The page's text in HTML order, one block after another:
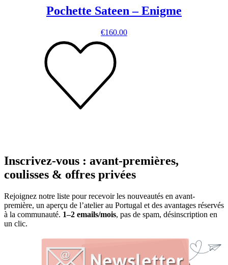
Pochette Sateen – Enigme
€160.00
Inscrivez-vous : avant-premières,
coulisses & offres privées
Rejoignez notre liste pour recevoir les nouveautés en avant-
première, un aperçu de l’atelier au Portugal et des avantages réservés
à la communauté. 1–2 emails/mois, pas de spam, désinscription en
un clic.